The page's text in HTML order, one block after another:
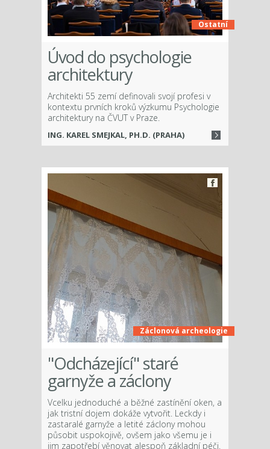
Ostatní
Úvod do psychologie
architektury
Architekti 55 zemí definovali svojí profesi v
kontextu prvních kroků výzkumu Psychologie
architektury na ČVUT v Praze.
ING. KAREL SMEJKAL, PH.D. (PRAHA)
Záclonová archeologie
"Odcházející" staré
garnyže a záclony
Vcelku jednoduché a běžné zastínění oken, a
jak tristní dojem dokáže vytvořit. Leckdy i
zastaralé garnyže a letité záclony mohou
působit uspokojivě, ovšem jako všemu je i
jim zapotřebí věnovat alespoň základní péči.